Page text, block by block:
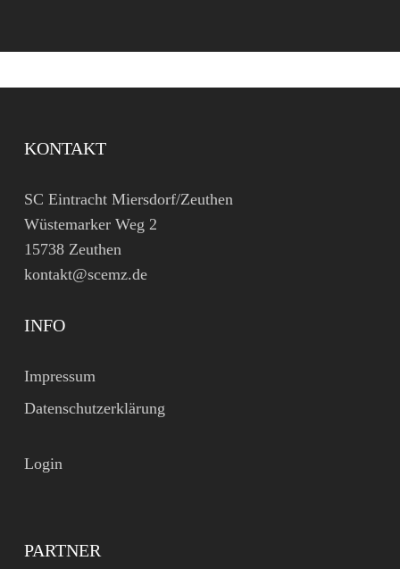
KONTAKT
SC Eintracht Miersdorf/Zeuthen
Wüstemarker Weg 2
15738 Zeuthen
kontakt@scemz.de
INFO
Impressum
Datenschutzerklärung
Login
PARTNER